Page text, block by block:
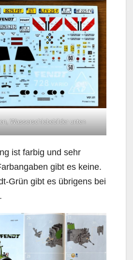
Wasserschiebebilder unten
ist farbig und sehr
gibt es keine.
Grün gibt es übrigens bei